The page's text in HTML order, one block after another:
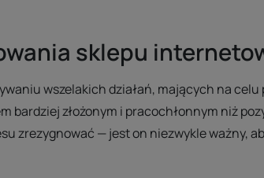
sklepu
wszelakich działań, mających na
złożonym i pracochłonnym niż
zrezygnować — jest on niezwykle ważny,